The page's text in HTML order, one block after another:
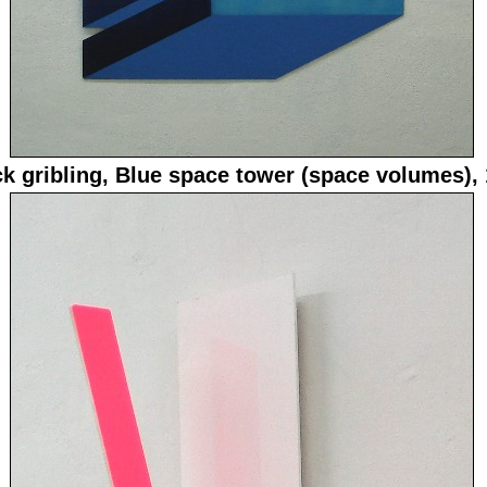
gribling, Blue space tower (space volumes),